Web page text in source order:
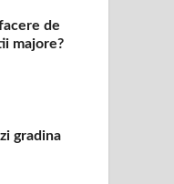
de
majore?
gradina